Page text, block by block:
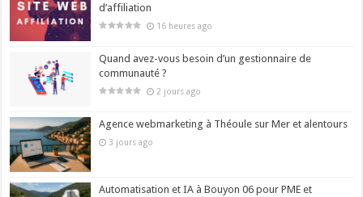
d’affiliation
16 heures ago
Quand avez-vous besoin d’un gestionnaire de
communauté ?
2 jours ago
Agence webmarketing à Théoule sur Mer et alentours
3 jours ago
Automatisation et IA à Bouyon 06 pour PME et